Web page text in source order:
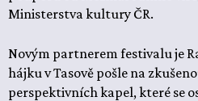
Ministerstva kultury ČR.
Novým partnerem festivalu je
hájku v Tasově pošle na
perspektivních kapel, které se